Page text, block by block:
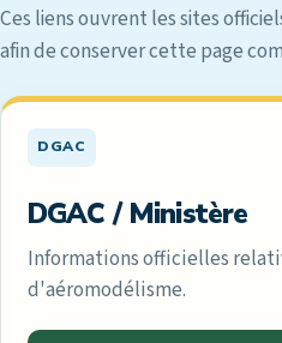
Ces liens ouvrent les sites
afin de conserver cette page
DGAC
DGAC / Ministère
Informations officielles
d'aéromodélisme.